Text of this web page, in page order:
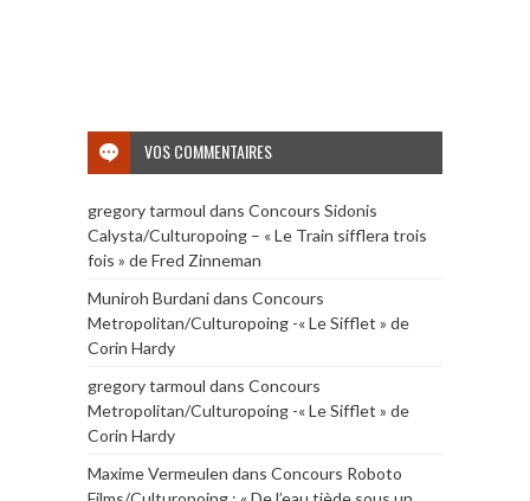
VOS COMMENTAIRES
gregory tarmoul dans Concours Sidonis
Calysta/Culturopoing – « Le Train sifflera trois
fois » de Fred Zinneman
Muniroh Burdanidans Concours
Metropolitan/Culturopoing -« Le Sifflet » de
Corin Hardy
gregory tarmoul dans Concours
Metropolitan/Culturopoing -« Le Sifflet » de
Corin Hardy
Maxime Vermeulen dans Concours Roboto